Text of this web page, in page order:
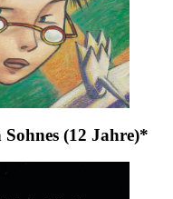
Sohnes (12 Jahre)*